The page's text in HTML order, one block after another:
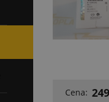
Cena: